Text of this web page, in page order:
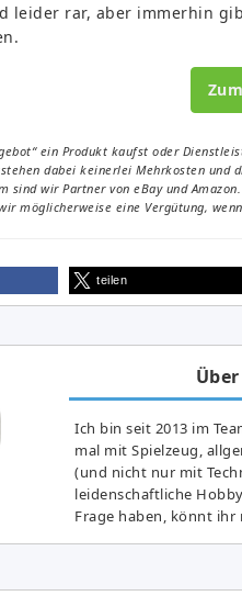
leider rar, aber immerhin
ein Produkt kaufst oder
dabei keinerlei Mehrkosten und
sind wir Partner von eBay und
möglicherweise eine Vergütung,
teilen
Ich bin seit 2013 im
mal mit Spielzeug,
(und nicht nur mit
leidenschaftliche
Frage haben, könnt